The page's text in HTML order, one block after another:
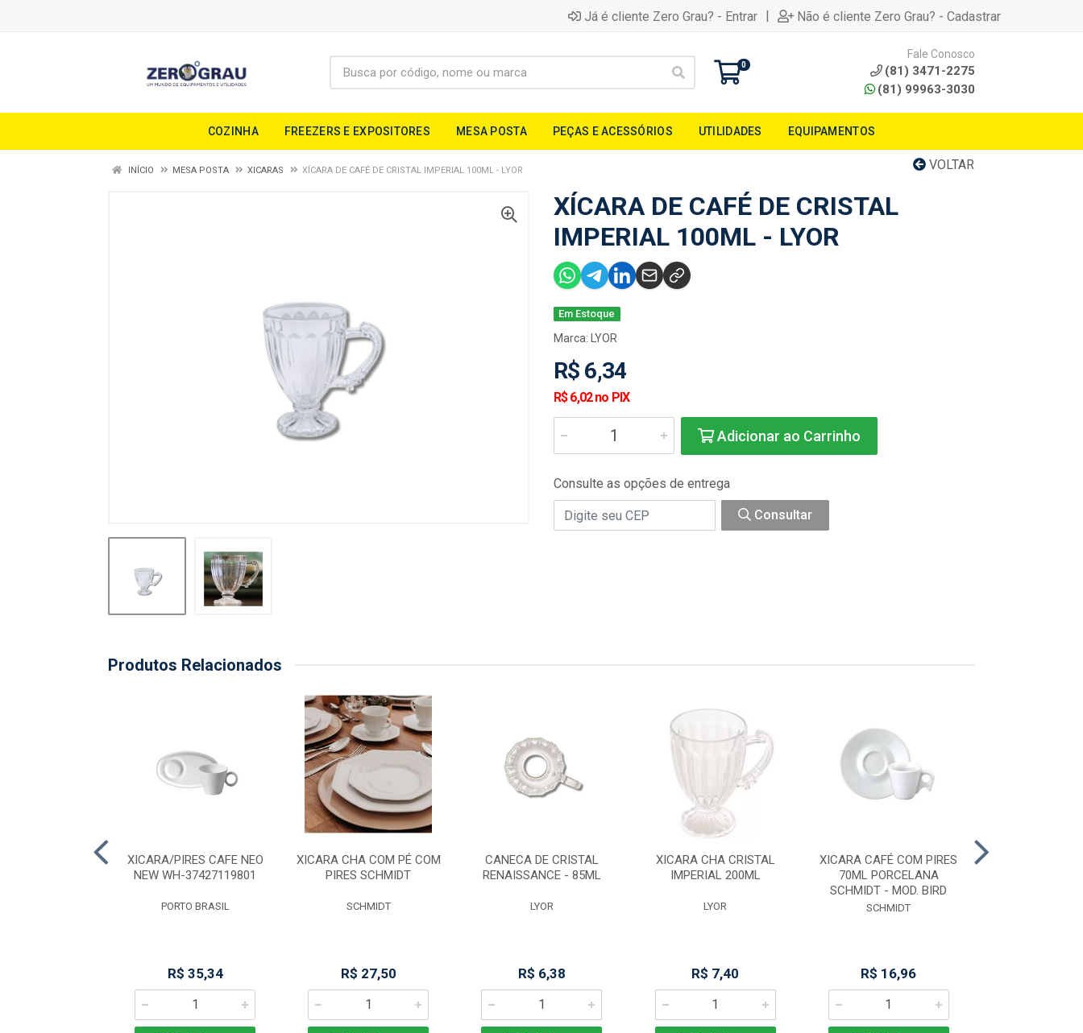
Já é cliente Zero Grau? - Entrar | Não é cliente Zero Grau? - Cadastrar
0
Fale Conosco
(81) 3471-2275
(81) 99963-3030
COZINHA FREEZERS E EXPOSITORES MESA POSTA PEÇAS E ACESSÓRIOS UTILIDADES EQUIPAMENTOS
VOLTAR
INÍCIO MESA POSTA XICARAS XÍCARA DE CAFÉ DE CRISTAL IMPERIAL 100ML - LYOR
XÍCARA DE CAFÉ DE CRISTAL
IMPERIAL 100ML - LYOR
Em Estoque
Marca: LYOR
R$ 6,34
R$ 6,02 no PIX
Adicionar ao Carrinho
Consulte as opções de entrega
Consultar
Produtos Relacionados
XICARA/PIRES CAFE NEO
NEW WH-37427119801
PORTO BRASIL
R$ 35,34
XICARA CHA COM PÉ COM
PIRES SCHMIDT
SCHMIDT
R$ 27,50
CANECA DE CRISTAL
RENAISSANCE - 85ML
LYOR
R$ 6,38
XICARA CHA CRISTAL
IMPERIAL 200ML
LYOR
R$ 7,40
XICARA CAFÉ COM PIRES
70ML PORCELANA
SCHMIDT - MOD. BIRD
SCHMIDT
R$ 16,96